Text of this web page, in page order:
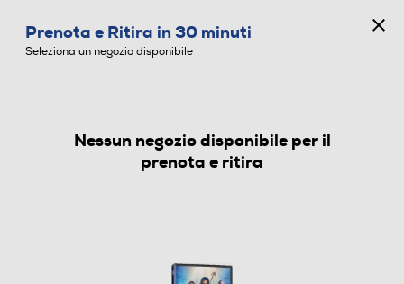
Prenota e Ritira in 30 minuti
Seleziona un negozio disponibile
Nessun negozio disponibile per il
prenota e ritira